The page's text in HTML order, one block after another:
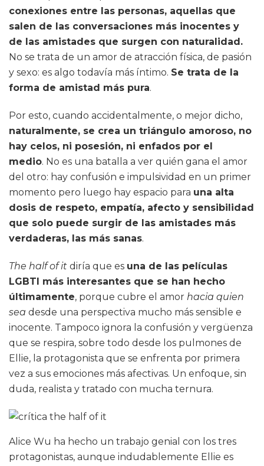
conexiones entre las personas, aquellas que
salen de las conversaciones más inocentes y
de las amistades que surgen con naturalidad.
No se trata de un amor de atracción física, de pasión
y sexo: es algo todavía más íntimo. Se trata de la
forma de amistad más pura.
Por esto, cuando accidentalmente, o mejor dicho,
naturalmente, se crea un triángulo amoroso, no
hay celos, ni posesión, ni enfados por el
medio. No es una batalla a ver quién gana el amor
del otro: hay confusión e impulsividad en un primer
momento pero luego hay espacio para una alta
dosis de respeto, empatía, afecto y sensibilidad
que solo puede surgir de las amistades más
verdaderas, las más sanas.
The half of it diría que es una de las películas
LGBTI más interesantes que se han hecho
últimamente, porque cubre el amor hacia quien
sea desde una perspectiva mucho más sensible e
inocente. Tampoco ignora la confusión y vergüenza
que se respira, sobre todo desde los pulmones de
Ellie, la protagonista que se enfrenta por primera
vez a sus emociones más afectivas. Un enfoque, sin
duda, realista y tratado con mucha ternura.
Alice Wu ha hecho un trabajo genial con los tres
protagonistas, aunque indudablemente Ellie es